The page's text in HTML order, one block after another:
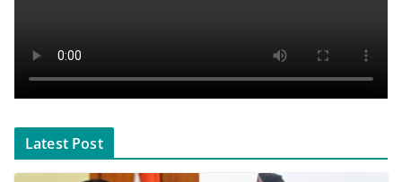
Latest Post